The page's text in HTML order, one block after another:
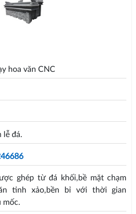
hoa văn CNC
lễ đá.
ghép từ đá khối,bề mặt chạm
tinh xảo,bền bỉ với thời gian
mốc.